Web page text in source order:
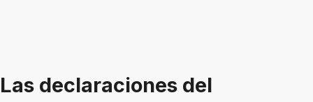
Las declaraciones del